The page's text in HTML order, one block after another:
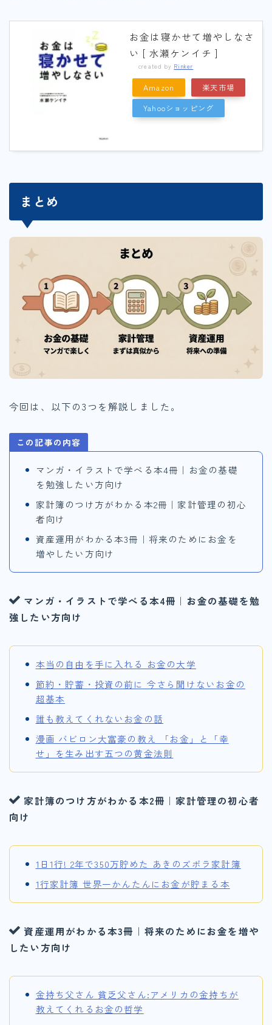
お金は寝かせて増やしなさ
い [ 水瀬ケンイチ ]
created by Rinker
Amazon
楽天市場
Yahooショッピング
まとめ
今回は、以下の3つを解説しました。
この記事の内容
マンガ・イラストで学べる本4冊｜お金の基礎
を勉強したい方向け
家計簿のつけ方がわかる本2冊｜家計管理の初心
者向け
資産運用がわかる本3冊｜将来のためにお金を
増やしたい方向け
マンガ・イラストで学べる本4冊｜お金の基礎を勉
強したい方向け
本当の自由を手に入れる お金の大学
節約・貯蓄・投資の前に 今さら聞けないお金の
超基本
誰も教えてくれないお金の話
漫画 バビロン大富豪の教え 「お金」と「幸
せ」を生み出す五つの黄金法則
家計簿のつけ方がわかる本2冊｜家計管理の初心者
向け
1日1行! 2年で350万貯めた あきのズボラ家計簿
1行家計簿 世界一かんたんにお金が貯まる本
資産運用がわかる本3冊｜将来のためにお金を増や
したい方向け
金持ち父さん 貧乏父さん:アメリカの金持ちが
教えてくれるお金の哲学